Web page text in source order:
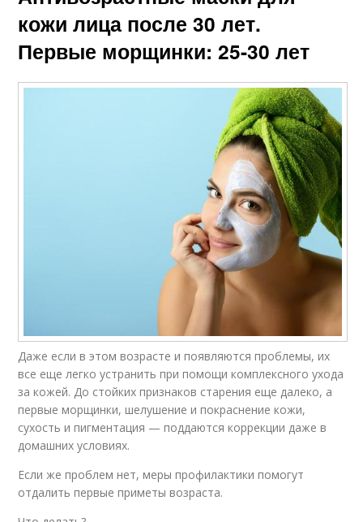
кожи лица после 30 лет.
Первые морщинки: 25-30 лет
Даже если в этом возрасте и появляются проблемы, их
все еще легко устранить при помощи комплексного ухода
за кожей. До стойких признаков старения еще далеко, а
первые морщинки, шелушение и покраснение кожи,
сухость и пигментация — поддаются коррекции даже в
домашних условиях.
Если же проблем нет, меры профилактики помогут
отдалить первые приметы возраста.